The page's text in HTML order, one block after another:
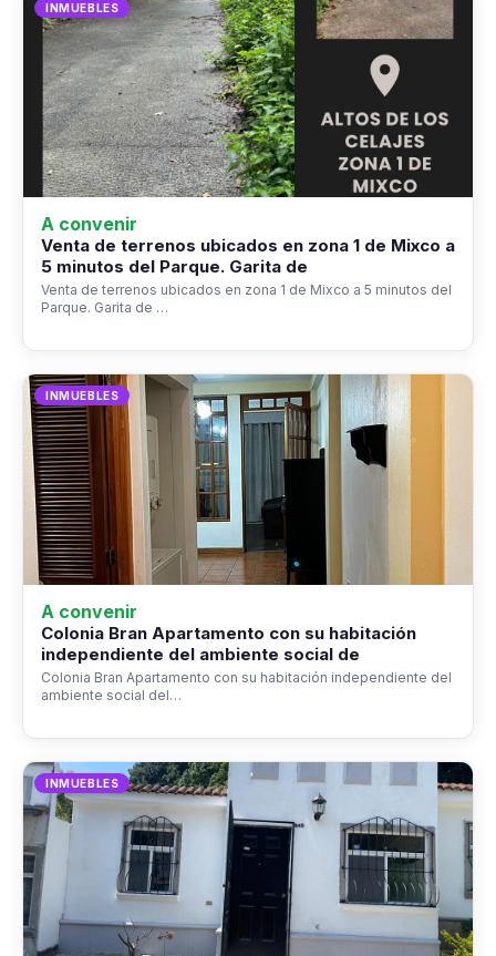
INMUEBLES
A convenir
Venta de terrenos ubicados en zona 1 de Mixco a
5 minutos del Parque. Garita de
Venta de terrenos ubicados en zona 1 de Mixco a 5 minutos del
Parque. Garita de …
INMUEBLES
A convenir
Colonia Bran Apartamento con su habitación
independiente del ambiente social de
Colonia Bran Apartamento con su habitación independiente del
ambiente social del…
INMUEBLES